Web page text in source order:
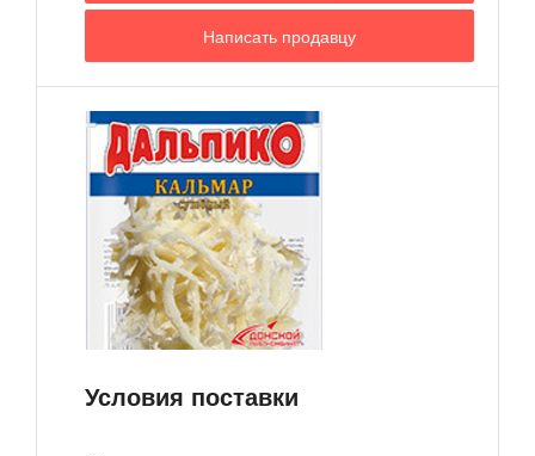
Написать продавцу
Условия поставки